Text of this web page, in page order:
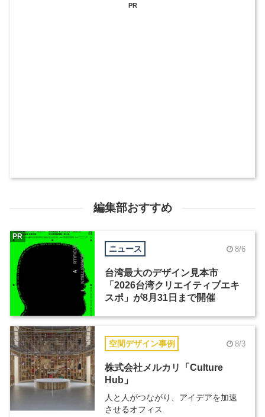
PR
編集部おすすめ
ニュース 8/6
台湾最大のデザイン見本市
「2026台湾クリエイティブエキ
スポ」が8月31日まで開催
PR
空間デザイン事例 8/3
株式会社メルカリ「Culture
Hub」
人と人がつながり、アイデアを加速
させるオフィス